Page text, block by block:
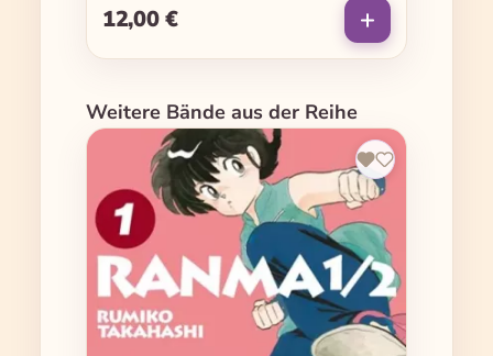
Regulärer Preis:
12,00 €
Produktgalerie überspringen
Weitere Bände aus der Reihe